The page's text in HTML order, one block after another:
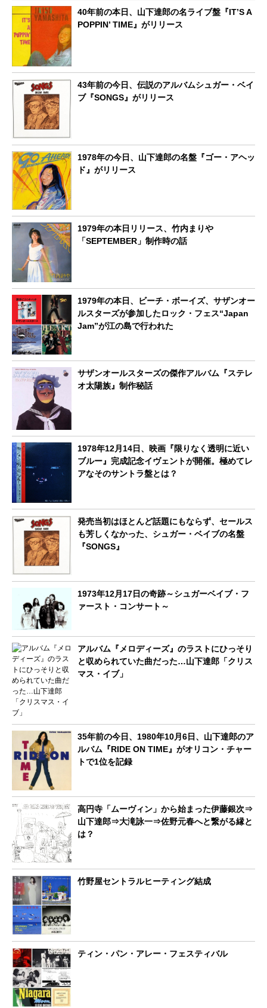
40年前の本日、山下達郎の名ライブ盤『IT’S A
POPPIN’ TIME』がリリース
43年前の今日、伝説のアルバムシュガー・ベイ
ブ『SONGS』がリリース
1978年の今日、山下達郎の名盤『ゴー・アヘッ
ド』がリリース
1979年の本日リリース、竹内まりや
「SEPTEMBER」制作時の話
1979年の本日、ビーチ・ボーイズ、サザンオー
ルスターズが参加したロック・フェス“Japan
Jam”が江の島で行われた
サザンオールスターズの傑作アルバム『ステレ
オ太陽族』制作秘話
1978年12月14日、映画『限りなく透明に近い
ブルー』完成記念イヴェントが開催。極めてレ
アなそのサントラ盤とは？
発売当初はほとんど話題にもならず、セールス
も芳しくなかった、シュガー・ベイブの名盤
『SONGS』
1973年12月17日の奇跡～シュガーベイブ・フ
ァースト・コンサート～
アルバム『メロディーズ』のラストにひっそり
と収められていた曲だった…山下達郎「クリス
マス・イブ」
35年前の今日、1980年10月6日、山下達郎のア
ルバム『RIDE ON TIME』がオリコン・チャー
トで1位を記録
高円寺「ムーヴィン」から始まった伊藤銀次⇒
山下達郎⇒大滝詠一⇒佐野元春へと繋がる縁と
は？
竹野屋セントラルヒーティング結成
ティン・パン・アレー・フェスティバル